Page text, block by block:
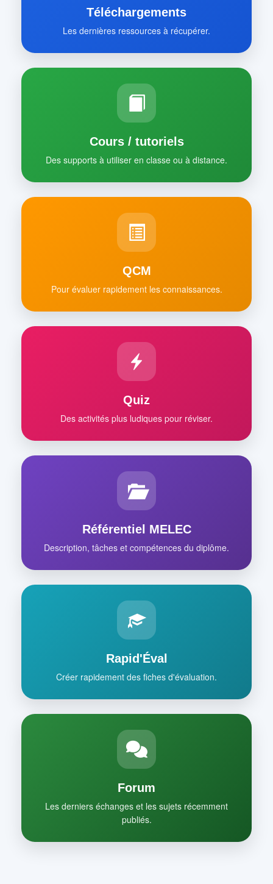
Téléchargements
Les dernières ressources à récupérer.
Cours / tutoriels
Des supports à utiliser en classe ou à distance.
QCM
Pour évaluer rapidement les connaissances.
Quiz
Des activités plus ludiques pour réviser.
Référentiel MELEC
Description, tâches et compétences du diplôme.
Rapid'Éval
Créer rapidement des fiches d'évaluation.
Forum
Les derniers échanges et les sujets récemment
publiés.